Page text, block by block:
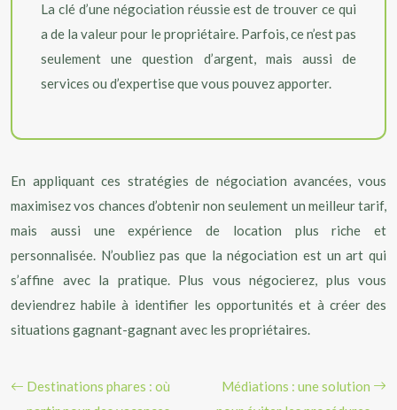
La clé d’une négociation réussie est de trouver ce qui
a de la valeur pour le propriétaire. Parfois, ce n’est pas
seulement une question d’argent, mais aussi de
services ou d’expertise que vous pouvez apporter.
En appliquant ces stratégies de négociation avancées, vous
maximisez vos chances d’obtenir non seulement un meilleur tarif,
mais aussi une expérience de location plus riche et
personnalisée. N’oubliez pas que la négociation est un art qui
s’affine avec la pratique. Plus vous négocierez, plus vous
deviendrez habile à identifier les opportunités et à créer des
situations gagnant-gagnant avec les propriétaires.
Destinations phares : où
Médiations : une solution